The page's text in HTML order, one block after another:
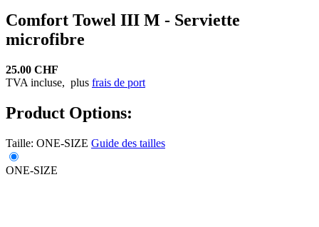
Comfort Towel III M - Serviette
microfibre
25.00 CHF
TVA incluse, plus frais de port
Product Options:
Taille: ONE-SIZE Guide des tailles
ONE-SIZE